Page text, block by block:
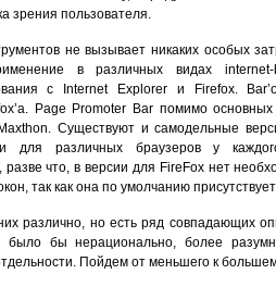
зрения пользователя.
не вызывает никаких особых
в различных видах internet-
с Internet Explorer и Firefox.
Page Promoter Bar помимо
Существуют и самодельные
для различных браузеров у
что, в версии для FireFox нет
так как она по умолчанию
различно, но есть ряд совпадающих
было бы нерационально, более
Пойдем от меньшего к